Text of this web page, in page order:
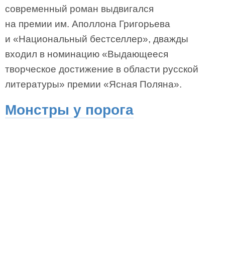
современный роман выдвигался
на премии им. Аполлона Григорьева
и «Национальный бестселлер», дважды
входил в номинацию «Выдающееся
творческое достижение в области русской
литературы» премии «Ясная Поляна».
Монстры у порога